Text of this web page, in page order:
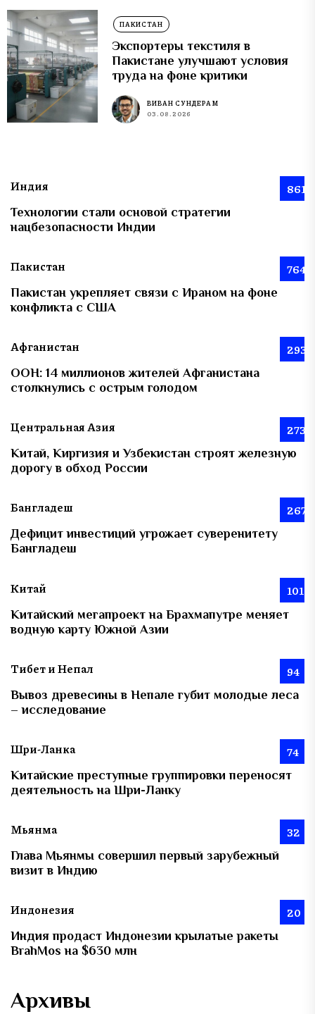
ПАКИСТАН
Экспортеры текстиля в
Пакистане улучшают условия
труда на фоне критики
ВИВАН СУНДЕРАМ
03.08.2026
Индия 861
Технологии стали основой стратегии
нацбезопасности Индии
Пакистан 764
Пакистан укрепляет связи с Ираном на фоне
конфликта с США
Афганистан 293
ООН: 14 миллионов жителей Афганистана
столкнулись с острым голодом
Центральная Азия 273
Китай, Киргизия и Узбекистан строят железную
дорогу в обход России
Бангладеш 267
Дефицит инвестиций угрожает суверенитету
Бангладеш
Китай 101
Китайский мегапроект на Брахмапутре меняет
водную карту Южной Азии
Тибет и Непал 94
Вывоз древесины в Непале губит молодые леса
– исследование
Шри-Ланка 74
Китайские преступные группировки переносят
деятельность на Шри-Ланку
Мьянма 32
Глава Мьянмы совершил первый зарубежный
визит в Индию
Индонезия 20
Индия продаст Индонезии крылатые ракеты
BrahMos на $630 млн
Архивы